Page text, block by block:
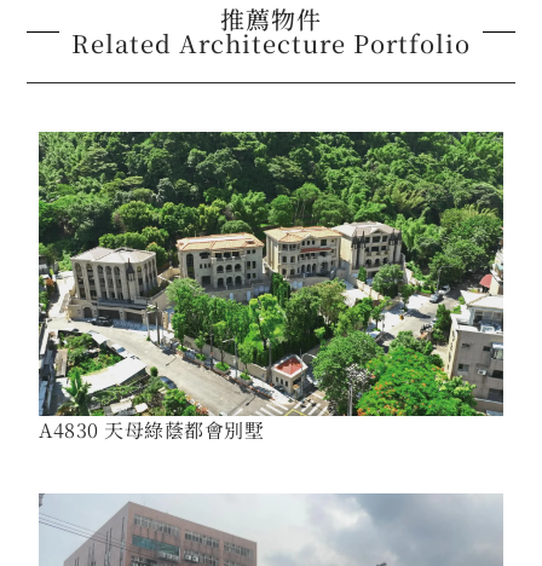
推薦物件
Related Architecture Portfolio
A4830 天母綠蔭都會別墅